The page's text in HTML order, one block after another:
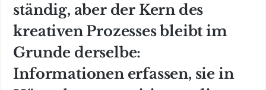
ständig, aber der Kern des
kreativen Prozesses bleibt im
Grunde derselbe:
Informationen erfassen, sie in